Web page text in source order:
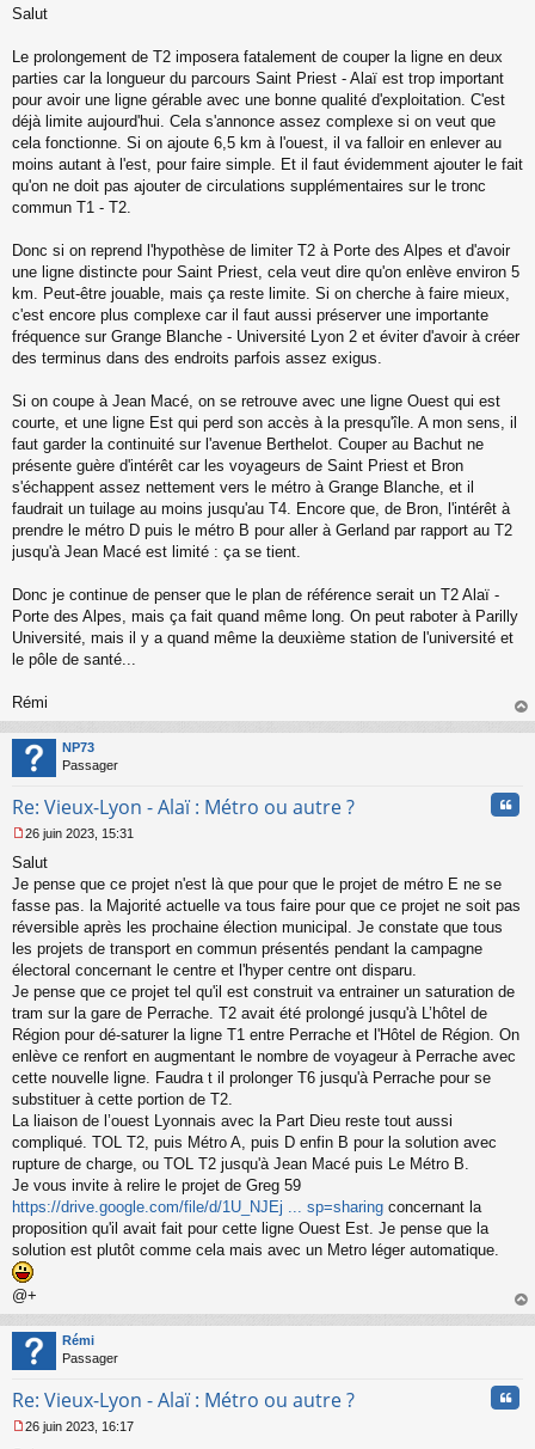
e
s
g
e
n
o
n
u
Salut
Le prolongement de T2 imposera fatalement de couper la ligne en deux
parties car la longueur du parcours Saint Priest - Alaï est trop important
pour avoir une ligne gérable avec une bonne qualité d'exploitation. C'est
déjà limite aujourd'hui. Cela s'annonce assez complexe si on veut que
cela fonctionne. Si on ajoute 6,5 km à l'ouest, il va falloir en enlever au
moins autant à l'est, pour faire simple. Et il faut évidemment ajouter le fait
qu'on ne doit pas ajouter de circulations supplémentaires sur le tronc
commun T1 - T2.
Donc si on reprend l'hypothèse de limiter T2 à Porte des Alpes et d'avoir
une ligne distincte pour Saint Priest, cela veut dire qu'on enlève environ 5
km. Peut-être jouable, mais ça reste limite. Si on cherche à faire mieux,
c'est encore plus complexe car il faut aussi préserver une importante
fréquence sur Grange Blanche - Université Lyon 2 et éviter d'avoir à créer
des terminus dans des endroits parfois assez exigus.
Si on coupe à Jean Macé, on se retrouve avec une ligne Ouest qui est
courte, et une ligne Est qui perd son accès à la presqu'île. A mon sens, il
faut garder la continuité sur l'avenue Berthelot. Couper au Bachut ne
présente guère d'intérêt car les voyageurs de Saint Priest et Bron
s'échappent assez nettement vers le métro à Grange Blanche, et il
faudrait un tuilage au moins jusqu'au T4. Encore que, de Bron, l'intérêt à
prendre le métro D puis le métro B pour aller à Gerland par rapport au T2
jusqu'à Jean Macé est limité : ça se tient.
Donc je continue de penser que le plan de référence serait un T2 Alaï -
Porte des Alpes, mais ça fait quand même long. On peut raboter à Parilly
Université, mais il y a quand même la deuxième station de l'université et
le pôle de santé...
Rémi
au
NP73
Passager
Re: Vieux-Lyon - Alaï : Métro ou autre ?
e
s
s
g
e
n
o
n
l
u
26 juin 2023, 15:31
Salut
Je pense que ce projet n'est là que pour que le projet de métro E ne se
fasse pas. la Majorité actuelle va tous faire pour que ce projet ne soit pas
réversible après les prochaine élection municipal. Je constate que tous
les projets de transport en commun présentés pendant la campagne
électoral concernant le centre et l'hyper centre ont disparu.
Je pense que ce projet tel qu'il est construit va entrainer un saturation de
tram sur la gare de Perrache. T2 avait été prolongé jusqu'à L’hôtel de
Région pour dé-saturer la ligne T1 entre Perrache et l'Hôtel de Région. On
enlève ce renfort en augmentant le nombre de voyageur à Perrache avec
cette nouvelle ligne. Faudra t il prolonger T6 jusqu'à Perrache pour se
substituer à cette portion de T2.
La liaison de l’ouest Lyonnais avec la Part Dieu reste tout aussi
compliqué. TOL T2, puis Métro A, puis D enfin B pour la solution avec
rupture de charge, ou TOL T2 jusqu'à Jean Macé puis Le Métro B.
Je vous invite à relire le projet de Greg 59
https://drive.google.com/file/d/1U_NJEj ... sp=sharing concernant la
proposition qu'il avait fait pour cette ligne Ouest Est. Je pense que la
solution est plutôt comme cela mais avec un Metro léger automatique.
@+
au
Rémi
Passager
Re: Vieux-Lyon - Alaï : Métro ou autre ?
26 juin 2023, 16:17